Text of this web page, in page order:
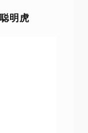
明虎